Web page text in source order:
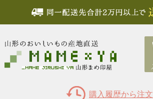
購入履歴から注文